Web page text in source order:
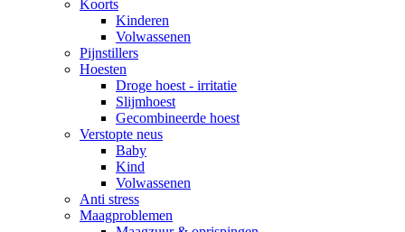
Koorts
Kinderen
Volwassenen
Pijnstillers
Hoesten
Droge hoest - irritatie
Slijmhoest
Gecombineerde hoest
Verstopte neus
Baby
Kind
Volwassenen
Anti stress
Maagproblemen